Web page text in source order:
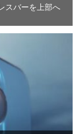
スバーを上部へ